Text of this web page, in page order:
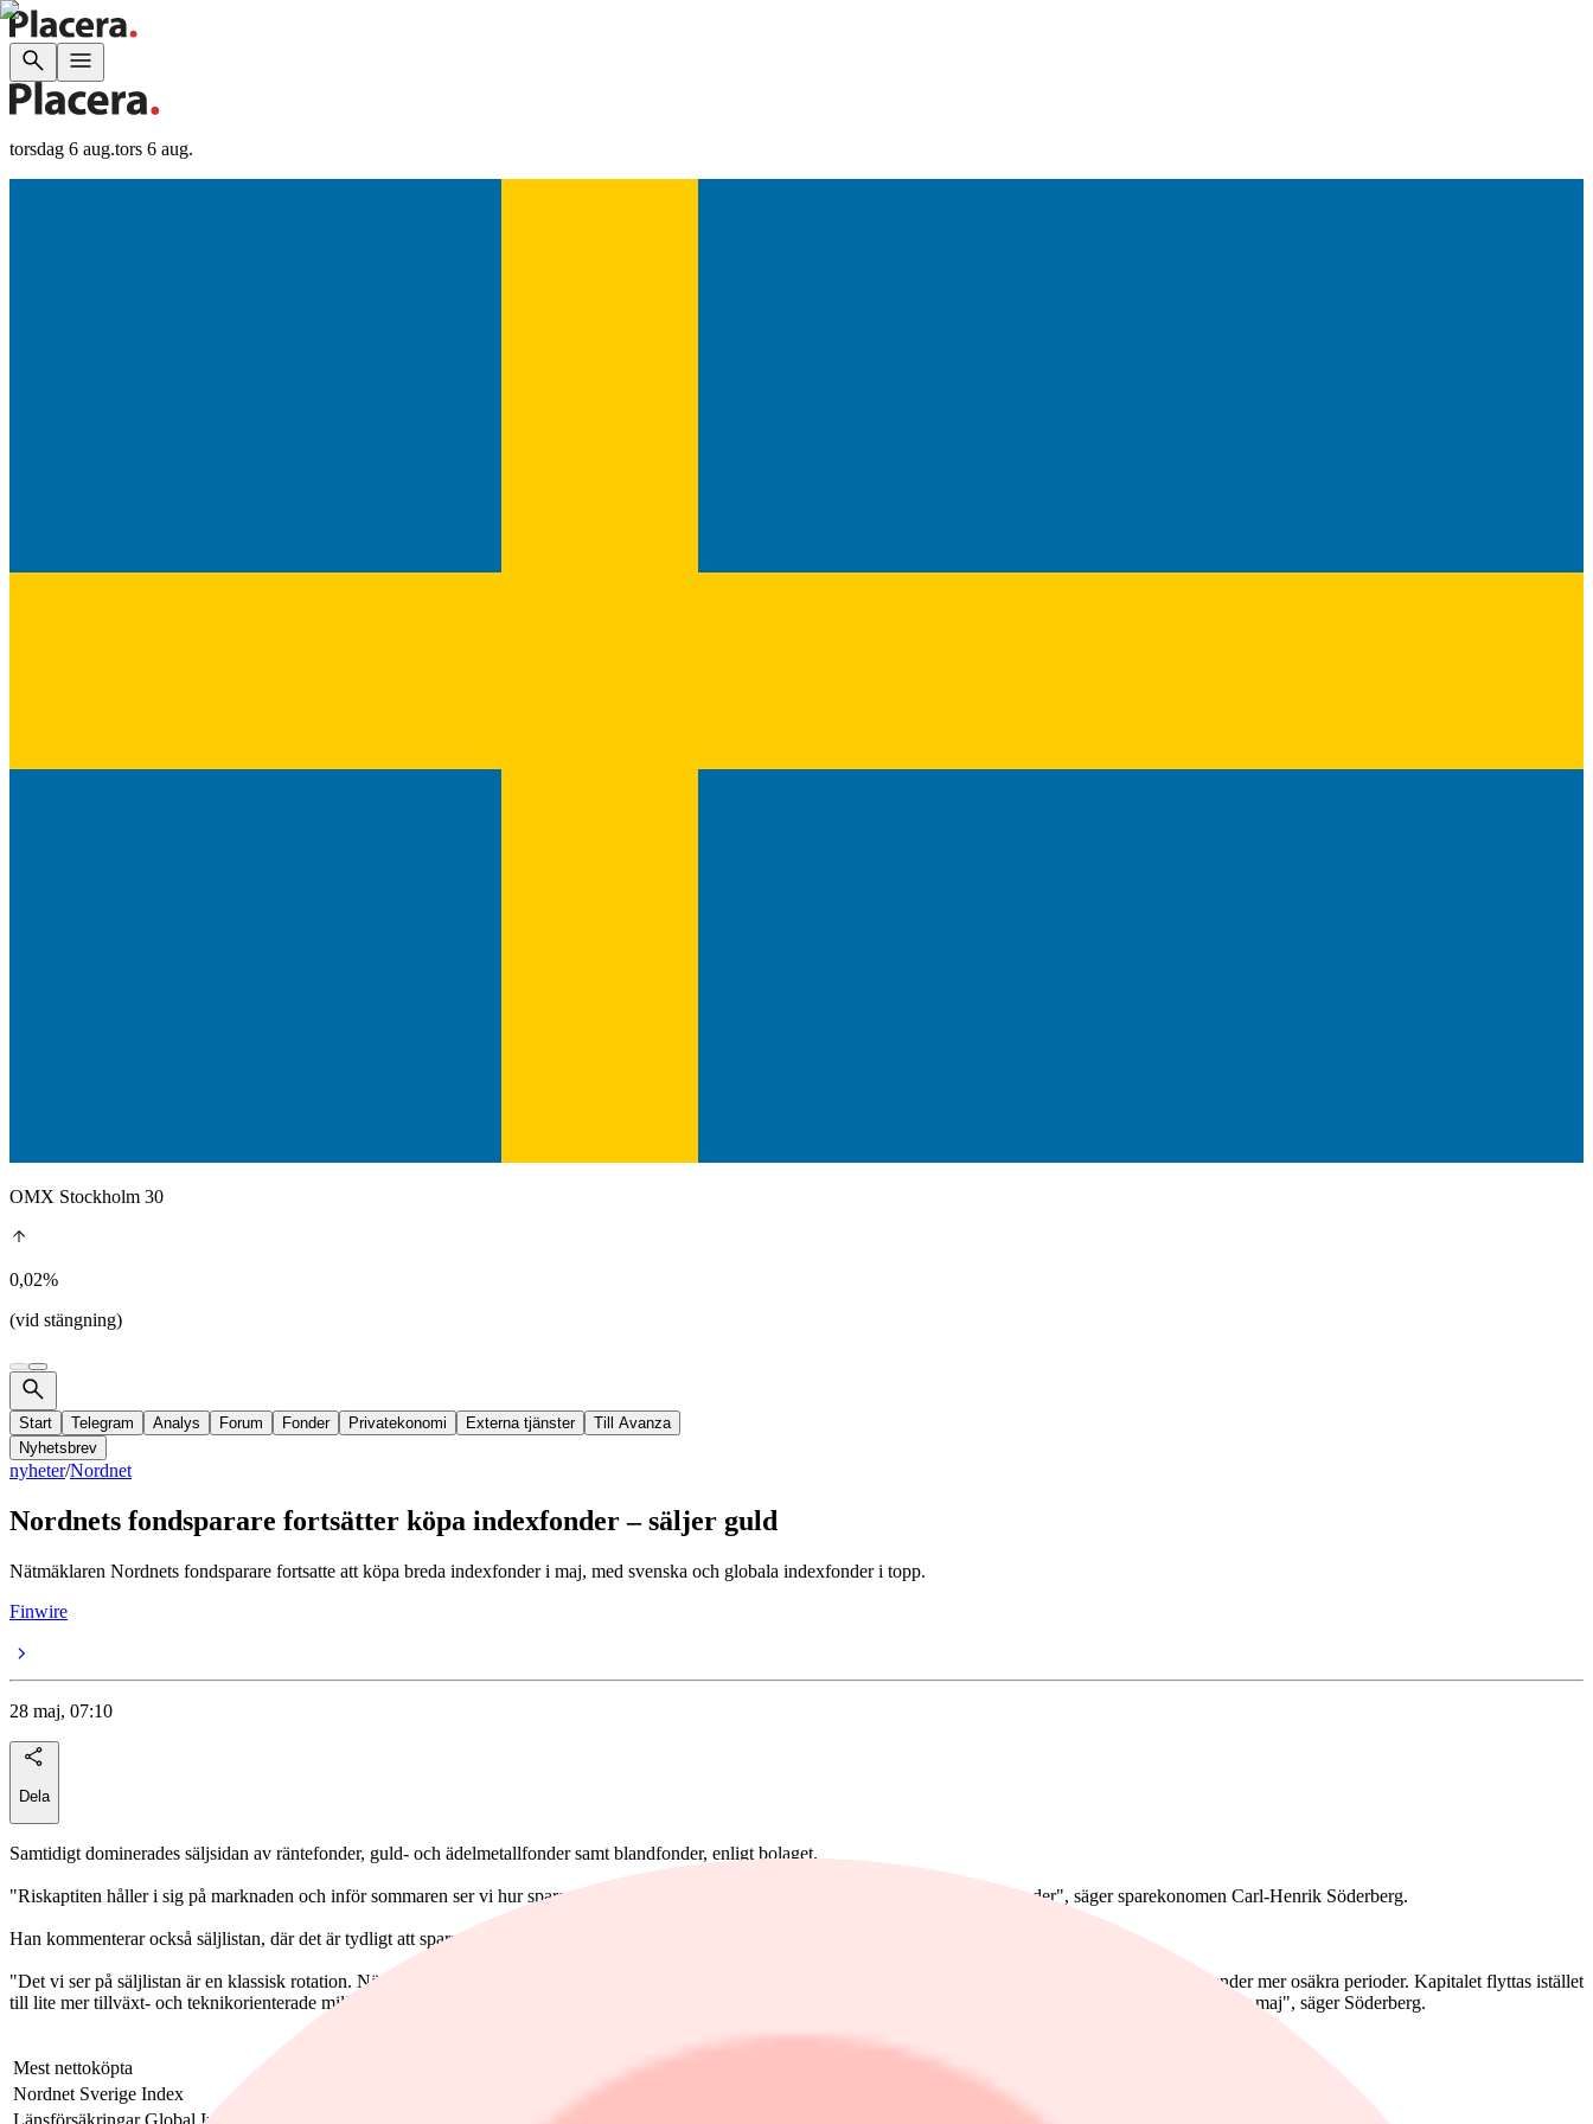
torsdag 6 aug.tors 6 aug.
OMX Stockholm 30
0,02%
(vid stängning)
Start Telegram Analys Forum Fonder Privatekonomi Externa tjänster
Till Avanza
Nyhetsbrev
nyheter/Nordnet
Nordnets fondsparare fortsätter köpa indexfonder – säljer guld
Nätmäklaren Nordnets fondsparare fortsatte att köpa breda indexfonder i maj, med svenska och globala indexfonder i topp.
Finwire
28 maj, 07:10
Dela
Samtidigt dominerades säljsidan av räntefonder, guld- och ädelmetallfonder samt blandfonder, enligt bolaget.
"Riskaptiten håller i sig på marknaden och inför sommaren ser vi hur spararna fortsätter att investera i breda, geografiskt spridda indexfonder", säger sparekonomen Carl-Henrik Söderberg.
Han kommenterar också säljlistan, där det är tydligt att sparare väljer att ta hem vinsterna inom guld och räntepapper.
"Det vi ser på säljlistan är en klassisk rotation. När börshumöret är stabilt väljer många privatsparare att ta hem vinster i tillgångar som fungerat som krockkuddar under mer osäkra perioder. Kapitalet flyttas istället
till lite mer tillväxt- och teknikorienterade miljöer. Vi kan också notera att mer nischade regioner, såsom latinamerikafonder har haft det svårare att locka spararna under maj", säger Söderberg.
Mest nettoköpta
Nordnet Sverige Index